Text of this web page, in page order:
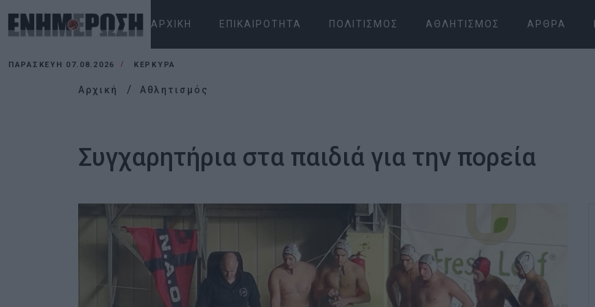
ΑΡΧΙΚΉ ΕΠΙΚΑΙΡΌΤΗΤΑ ΠΟΛΙΤΙΣΜΌΣ ΑΘΛΗΤΙΣΜΌΣ ΆΡΘΡΑ
ΠΑΡΑΣΚΕΥΉ 07.08.2026 ΚΕΡΚΥΡΑ
Αρχική Αθλητισμός
Συγχαρητήρια στα παιδιά για την πορεία